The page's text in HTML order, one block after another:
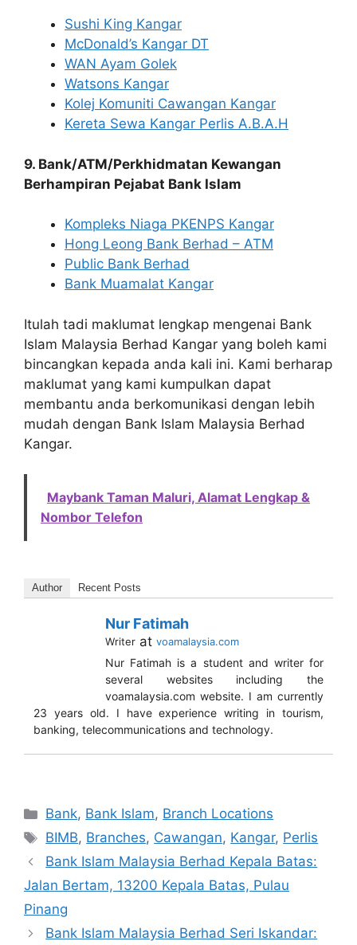
Sushi King Kangar
McDonald’s Kangar DT
WAN Ayam Golek
Watsons Kangar
Kolej Komuniti Cawangan Kangar
Kereta Sewa Kangar Perlis A.B.A.H
9. Bank/ATM/Perkhidmatan Kewangan
Berhampiran Pejabat Bank Islam
Kompleks Niaga PKENPS Kangar
Hong Leong Bank Berhad – ATM
Public Bank Berhad
Bank Muamalat Kangar
Itulah tadi maklumat lengkap mengenai Bank
Islam Malaysia Berhad Kangar yang boleh kami
bincangkan kepada anda kali ini. Kami berharap
maklumat yang kami kumpulkan dapat
membantu anda berkomunikasi dengan lebih
mudah dengan Bank Islam Malaysia Berhad
Kangar.
Maybank Taman Maluri, Alamat Lengkap &
Nombor Telefon
Author Recent Posts
Nur Fatimah
Writer at voamalaysia.com
Nur Fatimah is a student and writer for
several websites including the
voamalaysia.com website. I am currently
23 years old. I have experience writing in tourism,
banking, telecommunications and technology.
Categories
Bank, Bank Islam, Branch Locations
Tags
BIMB, Branches, Cawangan, Kangar, Perlis
Bank Islam Malaysia Berhad Kepala Batas:
Jalan Bertam, 13200 Kepala Batas, Pulau
Pinang
Bank Islam Malaysia Berhad Seri Iskandar: